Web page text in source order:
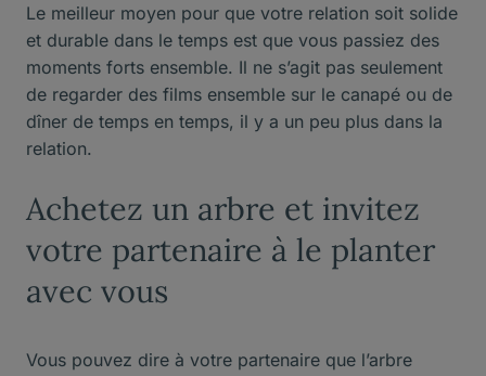
Le meilleur moyen pour que votre relation soit solide
et durable dans le temps est que vous passiez des
moments forts ensemble. Il ne s’agit pas seulement
de regarder des films ensemble sur le canapé ou de
dîner de temps en temps, il y a un peu plus dans la
relation.
Achetez un arbre et invitez
votre partenaire à le planter
avec vous
Vous pouvez dire à votre partenaire que l’arbre